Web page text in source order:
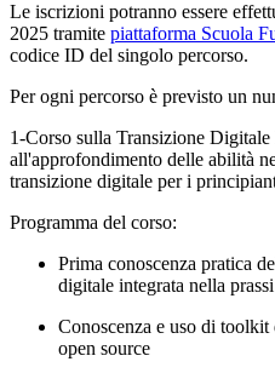
Le iscrizioni potranno essere
2025 tramite piattaforma Scuola
codice ID del singolo percorso.
Per ogni percorso è previsto un
1-Corso sulla Transizione
all'approfondimento delle abilità
transizione digitale per i
Programma del corso:
Prima conoscenza pratica
digitale integrata nella
Conoscenza e uso di
open source